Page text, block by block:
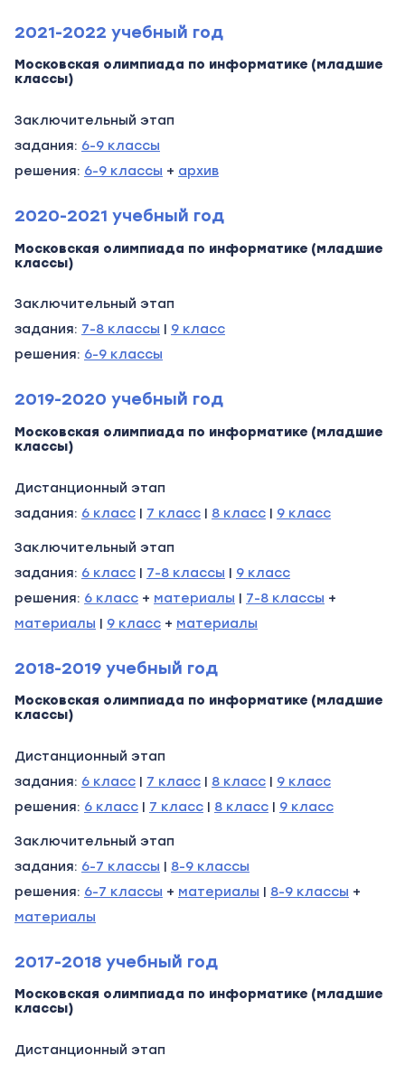
2021-2022 учебный год
Московская олимпиада по информатике (младшие
классы)
Заключительный этап
задания: 6-9 классы
решения: 6-9 классы + архив
2020-2021 учебный год
Московская олимпиада по информатике (младшие
классы)
Заключительный этап
задания: 7-8 классы | 9 класс
решения: 6-9 классы
2019-2020 учебный год
Московская олимпиада по информатике (младшие
классы)
Дистанционный этап
задания: 6 класс | 7 класс | 8 класс | 9 класс
Заключительный этап
задания: 6 класс | 7-8 классы | 9 класс
решения: 6 класс + материалы | 7-8 классы +
материалы | 9 класс + материалы
2018-2019 учебный год
Московская олимпиада по информатике (младшие
классы)
Дистанционный этап
задания: 6 класс | 7 класс | 8 класс | 9 класс
решения: 6 класс | 7 класс | 8 класс | 9 класс
Заключительный этап
задания: 6-7 классы | 8-9 классы
решения: 6-7 классы + материалы | 8-9 классы +
материалы
2017-2018 учебный год
Московская олимпиада по информатике (младшие
классы)
Дистанционный этап